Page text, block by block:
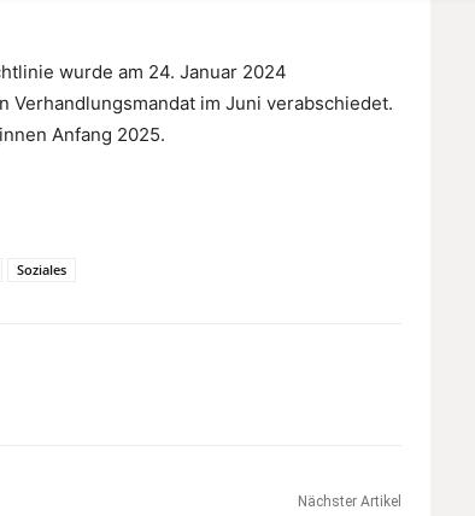
wurde am 24. Januar 2024
im Juni verabschiedet.
Anfang 2025.
Soziales
Nächster Artikel